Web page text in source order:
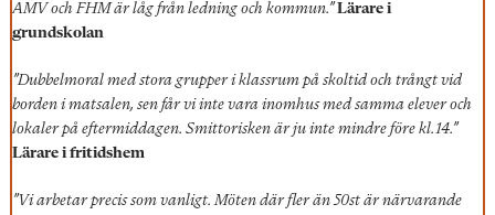
AMV och FHM är låg från ledning och kommun.” Lärare i
grundskolan
”Dubbelmoral med stora grupper i klassrum på skoltid och trångt vid
borden i matsalen, sen får vi inte vara inomhus med samma elever och
lokaler på eftermiddagen. Smittorisken är ju inte mindre före kl.14.”
Lärare i fritidshem
”Vi arbetar precis som vanligt. Möten där fler än 50st är närvarande